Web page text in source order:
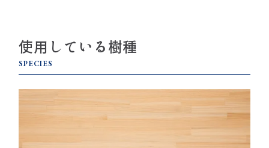
使用している樹種
SPECIES